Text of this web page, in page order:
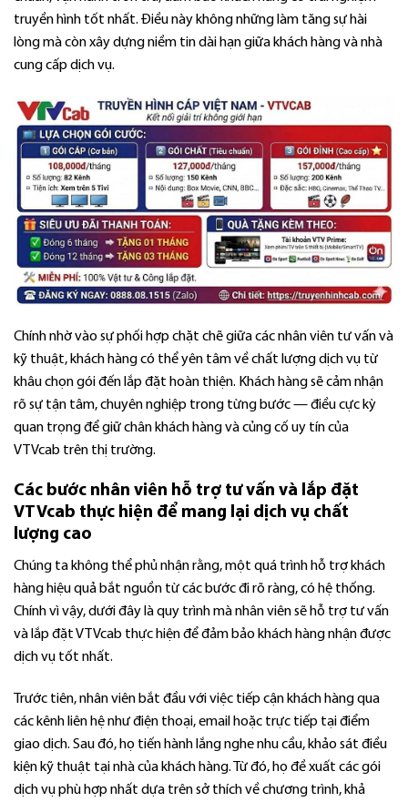
truyền hình tốt nhất. Điều này không những làm tăng sự hài
lòng mà còn xây dựng niềm tin dài hạn giữa khách hàng và nhà
cung cấp dịch vụ.
Chính nhờ vào sự phối hợp chặt chẽ giữa các nhân viên tư vấn và
kỹ thuật, khách hàng có thể yên tâm về chất lượng dịch vụ từ
khâu chọn gói đến lắp đặt hoàn thiện. Khách hàng sẽ cảm nhận
rõ sự tận tâm, chuyên nghiệp trong từng bước — điều cực kỳ
quan trọng để giữ chân khách hàng và củng cố uy tín của
VTVcab trên thị trường.
Các bước nhân viên hỗ trợ tư vấn và lắp đặt
VTVcab thực hiện để mang lại dịch vụ chất
lượng cao
Chúng ta không thể phủ nhận rằng, một quá trình hỗ trợ khách
hàng hiệu quả bắt nguồn từ các bước đi rõ ràng, có hệ thống.
Chính vì vậy, dưới đây là quy trình mà nhân viên sẽ hỗ trợ tư vấn
và lắp đặt VTVcab thực hiện để đảm bảo khách hàng nhận được
dịch vụ tốt nhất.
Trước tiên, nhân viên bắt đầu với việc tiếp cận khách hàng qua
các kênh liên hệ như điện thoại, email hoặc trực tiếp tại điểm
giao dịch. Sau đó, họ tiến hành lắng nghe nhu cầu, khảo sát điều
kiện kỹ thuật tại nhà của khách hàng. Từ đó, họ đề xuất các gói
dịch vụ phù hợp nhất dựa trên sở thích về chương trình, khả